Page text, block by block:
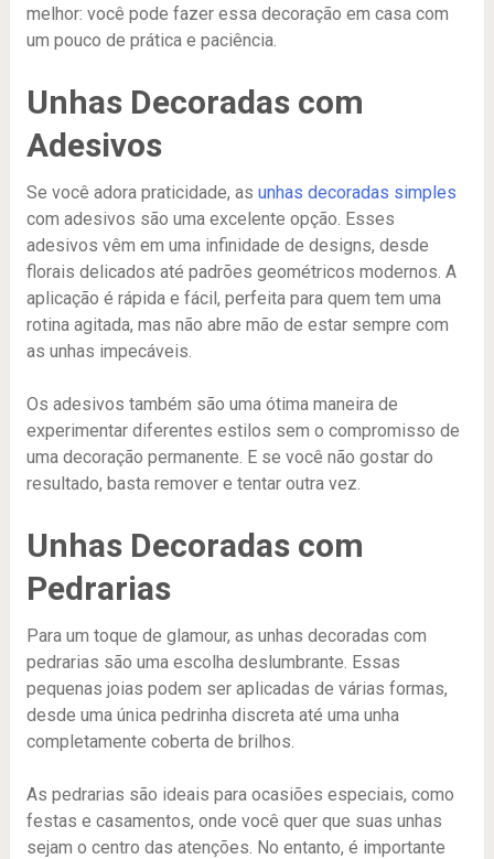
melhor: você pode fazer essa decoração em casa com
um pouco de prática e paciência.
Unhas Decoradas com
Adesivos
Se você adora praticidade, as unhas decoradas simples
com adesivos são uma excelente opção. Esses
adesivos vêm em uma infinidade de designs, desde
florais delicados até padrões geométricos modernos. A
aplicação é rápida e fácil, perfeita para quem tem uma
rotina agitada, mas não abre mão de estar sempre com
as unhas impecáveis.
Os adesivos também são uma ótima maneira de
experimentar diferentes estilos sem o compromisso de
uma decoração permanente. E se você não gostar do
resultado, basta remover e tentar outra vez.
Unhas Decoradas com
Pedrarias
Para um toque de glamour, as unhas decoradas com
pedrarias são uma escolha deslumbrante. Essas
pequenas joias podem ser aplicadas de várias formas,
desde uma única pedrinha discreta até uma unha
completamente coberta de brilhos.
As pedrarias são ideais para ocasiões especiais, como
festas e casamentos, onde você quer que suas unhas
sejam o centro das atenções. No entanto, é importante